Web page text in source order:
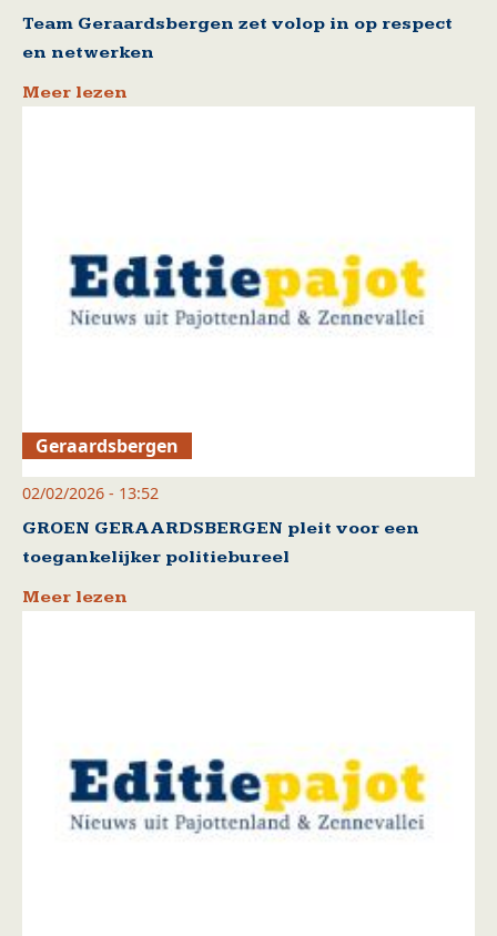
Team Geraardsbergen zet volop in op respect
en netwerken
Meer lezen
Geraardsbergen
02/02/2026 - 13:52
GROEN GERAARDSBERGEN pleit voor een
toegankelijker politiebureel
Meer lezen